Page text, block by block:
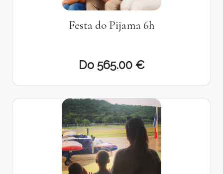
Festa do Pijama 6h
Do 565.00 €